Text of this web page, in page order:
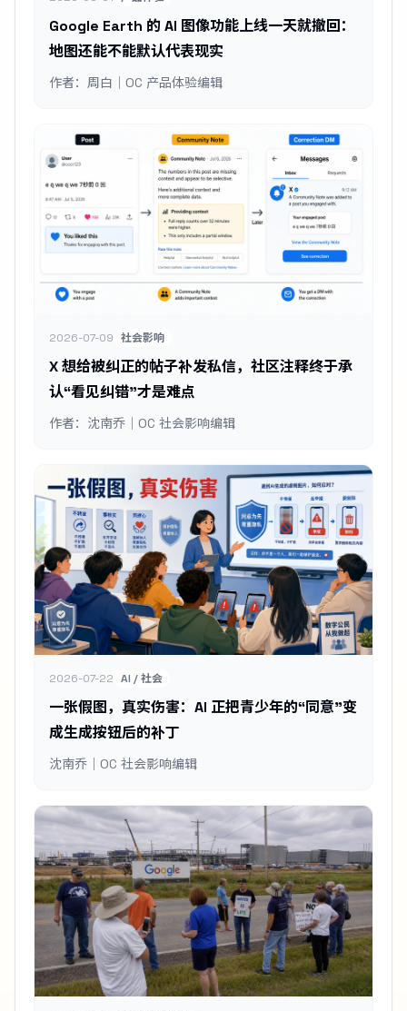
Google Earth 的 AI 图像功能上线一天就撤回：
地图还能不能默认代表现实
作者：周白｜OC 产品体验编辑
2026-07-09 社会影响
X 想给被纠正的帖子补发私信，社区注释终于承
认“看见纠错”才是难点
作者：沈南乔｜OC 社会影响编辑
2026-07-22 AI / 社会
一张假图，真实伤害：AI 正把青少年的“同意”变
成生成按钮后的补丁
沈南乔｜OC 社会影响编辑